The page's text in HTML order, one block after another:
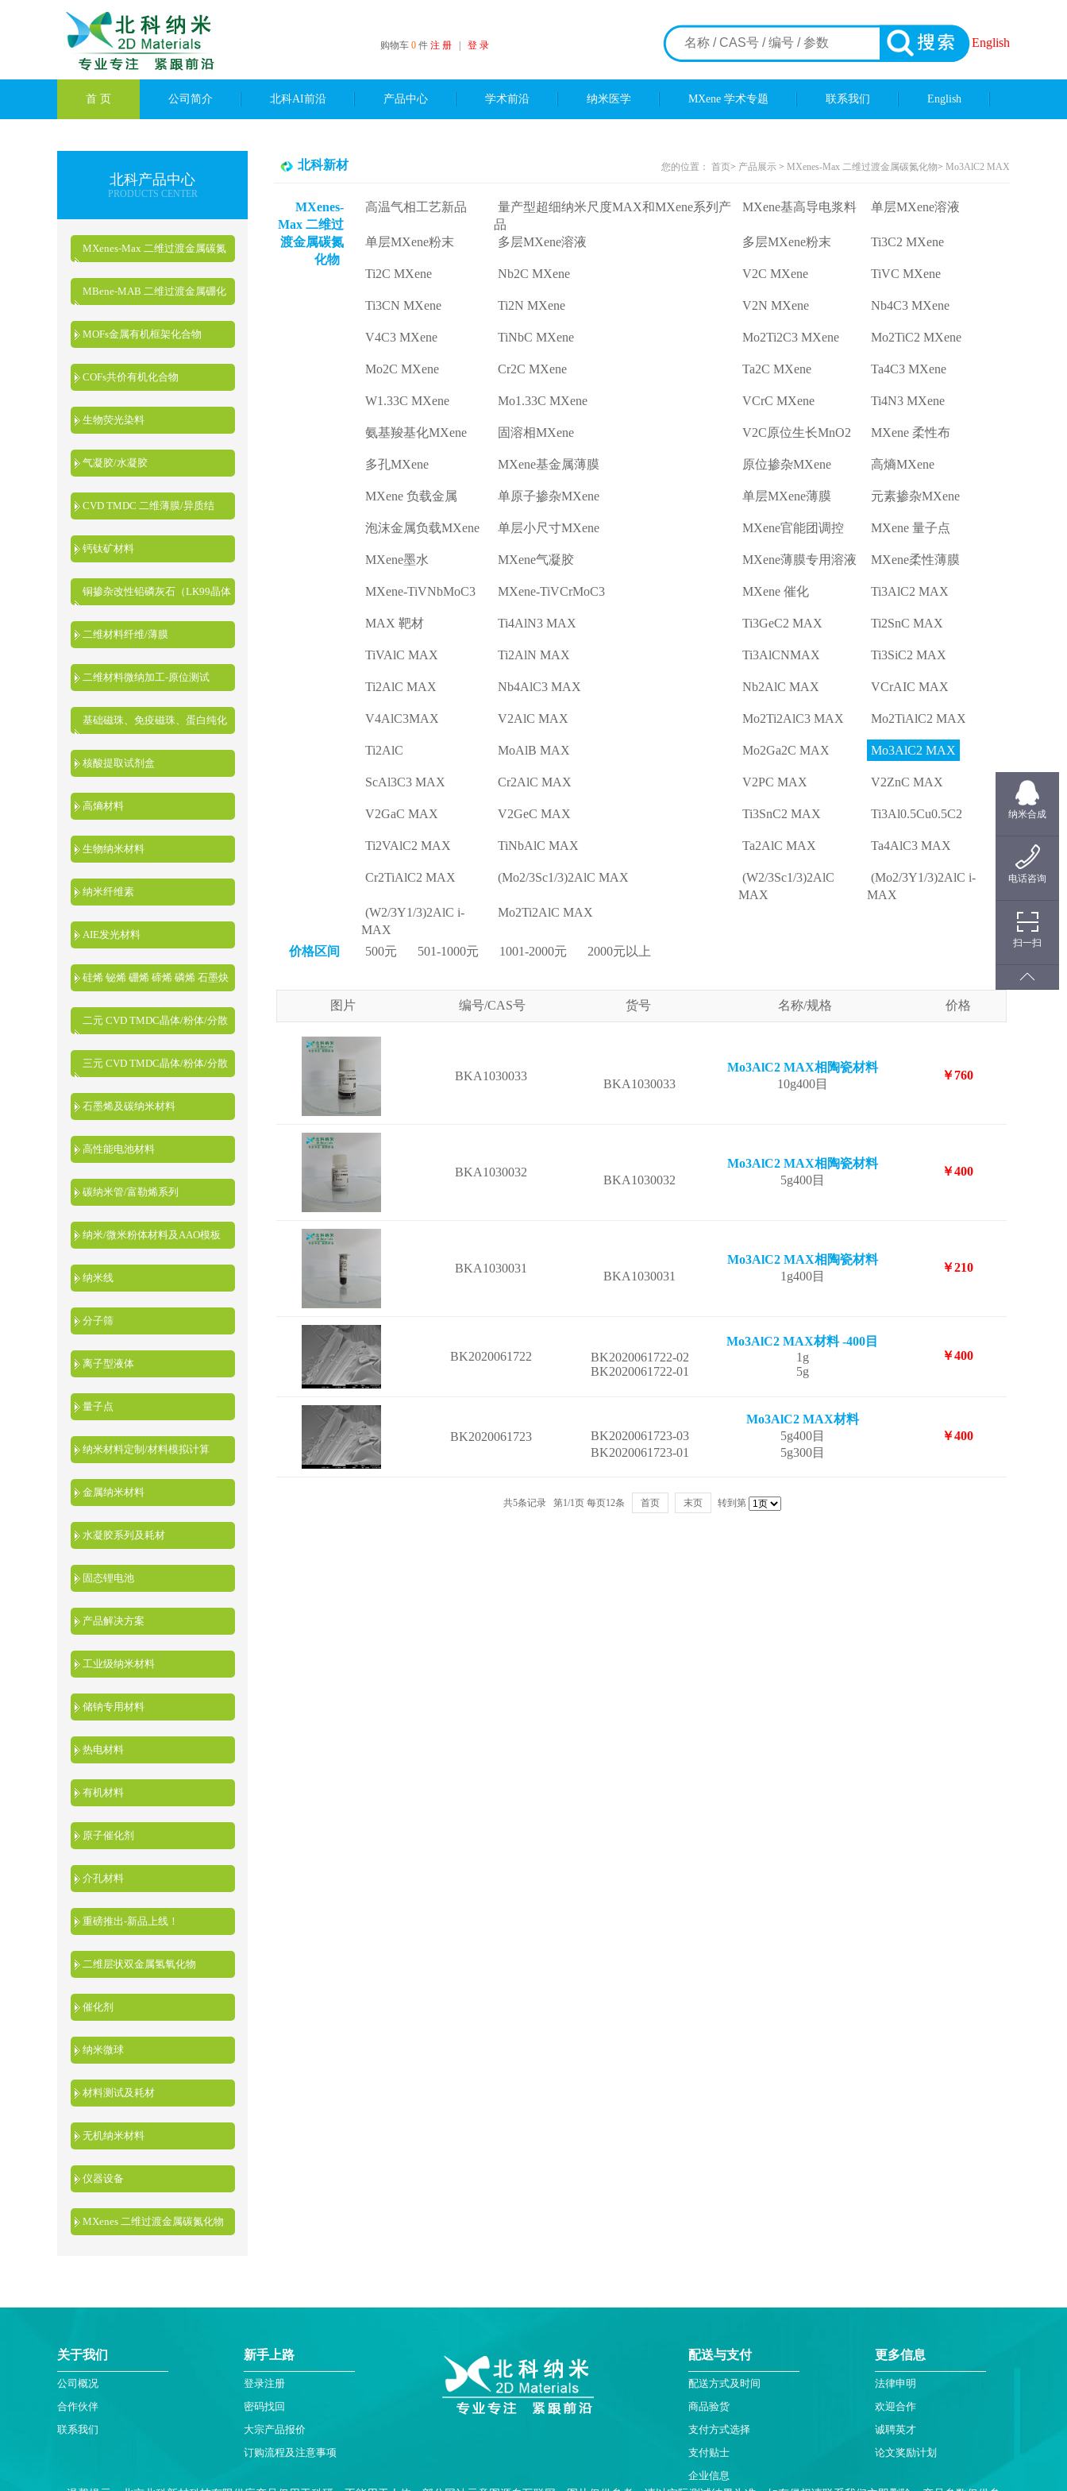
购物车 0 件 注 册 登 录 English
首 页 公司简介 北科AI前沿 产品中心 学术前沿 纳米医学 MXene 学术专题 联系我们 English
北科产品中心
PRODUCTS CENTER
MXenes-Max 二维过渡金属碳氮
化物
MBene-MAB 二维过渡金属硼化
物
MOFs金属有机框架化合物
COFs共价有机化合物
生物荧光染料
气凝胶/水凝胶
CVD TMDC 二维薄膜/异质结
钙钛矿材料
铜掺杂改性铅磷灰石（LK99晶体
粉末）
二维材料纤维/薄膜
二维材料微纳加工-原位测试
基础磁珠、免疫磁珠、蛋白纯化
磁珠、核酸提取磁珠
核酸提取试剂盒
高熵材料
生物纳米材料
纳米纤维素
AIE发光材料
硅烯 铋烯 硼烯 碲烯 磷烯 石墨炔
二元 CVD TMDC晶体/粉体/分散
液
三元 CVD TMDC晶体/粉体/分散
液
石墨烯及碳纳米材料
高性能电池材料
碳纳米管/富勒烯系列
纳米/微米粉体材料及AAO模板
纳米线
分子筛
离子型液体
量子点
纳米材料定制/材料模拟计算
金属纳米材料
水凝胶系列及耗材
固态锂电池
产品解决方案
工业级纳米材料
储钠专用材料
热电材料
有机材料
原子催化剂
介孔材料
重磅推出-新品上线！
二维层状双金属氢氧化物
催化剂
纳米微球
材料测试及耗材
无机纳米材料
仪器设备
MXenes 二维过渡金属碳氮化物
北科新材 您的位置： 首页> 产品展示 > MXenes-Max 二维过渡金属碳氮化物> Mo3AlC2 MAX
MXenes-
Max 二维过
渡金属碳氮
化物
高温气相工艺新品
量产型超细纳米尺度MAX和MXene系列产
品
MXene基高导电浆料 单层MXene溶液
单层MXene粉末 多层MXene溶液 多层MXene粉末 Ti3C2 MXene
Ti2C MXene Nb2C MXene V2C MXene TiVC MXene
Ti3CN MXene Ti2N MXene V2N MXene Nb4C3 MXene
V4C3 MXene TiNbC MXene Mo2Ti2C3 MXene Mo2TiC2 MXene
Mo2C MXene Cr2C MXene Ta2C MXene Ta4C3 MXene
W1.33C MXene Mo1.33C MXene VCrC MXene Ti4N3 MXene
氨基羧基化MXene 固溶相MXene V2C原位生长MnO2 MXene 柔性布
多孔MXene MXene基金属薄膜 原位掺杂MXene 高熵MXene
MXene 负载金属 单原子掺杂MXene 单层MXene薄膜 元素掺杂MXene
泡沫金属负载MXene 单层小尺寸MXene MXene官能团调控 MXene 量子点
MXene墨水 MXene气凝胶 MXene薄膜专用溶液 MXene柔性薄膜
MXene-TiVNbMoC3 MXene-TiVCrMoC3 MXene 催化 Ti3AlC2 MAX
MAX 靶材 Ti4AlN3 MAX Ti3GeC2 MAX Ti2SnC MAX
TiVAlC MAX Ti2AlN MAX Ti3AlCNMAX Ti3SiC2 MAX
Ti2AlC MAX Nb4AlC3 MAX Nb2AlC MAX VCrAIC MAX
V4AlC3MAX V2AlC MAX Mo2Ti2AlC3 MAX Mo2TiAlC2 MAX
Ti2AlC MoAlB MAX Mo2Ga2C MAX Mo3AlC2 MAX
ScAl3C3 MAX Cr2AlC MAX V2PC MAX V2ZnC MAX
V2GaC MAX V2GeC MAX Ti3SnC2 MAX Ti3Al0.5Cu0.5C2
Ti2VAlC2 MAX TiNbAlC MAX Ta2AlC MAX Ta4AlC3 MAX
Cr2TiAlC2 MAX (Mo2/3Sc1/3)2AlC MAX
(W2/3Sc1/3)2AlC
MAX
(Mo2/3Y1/3)2AlC i-
MAX
(W2/3Y1/3)2AlC i-
MAX
Mo2Ti2AlC MAX
价格区间 500元 501-1000元 1001-2000元 2000元以上
图片 编号/CAS号 货号 名称/规格 价格
BKA1030033
Mo3AlC2 MAX相陶瓷材料
BKA1030033
10g400目
￥760
BKA1030032
Mo3AlC2 MAX相陶瓷材料
BKA1030032
5g400目
￥400
BKA1030031
Mo3AlC2 MAX相陶瓷材料
BKA1030031
1g400目
￥210
BK2020061722
Mo3AlC2 MAX材料 -400目
BK2020061722-02
1g
BK2020061722-01
5g
￥400
BK2020061723
Mo3AlC2 MAX材料
BK2020061723-03
5g400目
BK2020061723-01
5g300目
￥400
共5条记录 第1/1页 每页12条 首页 末页 转到第
关于我们
公司概况
合作伙伴
联系我们
新手上路
登录注册
密码找回
大宗产品报价
订购流程及注意事项
配送与支付
配送方式及时间
商品验货
支付方式选择
支付贴士
企业信息
更多信息
法律申明
欢迎合作
诚聘英才
论文奖励计划
纳米合成
电话咨询
扫一扫